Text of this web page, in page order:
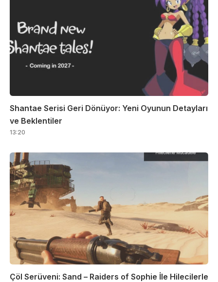
Shantae Serisi Geri Dönüyor: Yeni Oyunun Detayları
ve Beklentiler
13:20
Çöl Serüveni: Sand – Raiders of Sophie İle Hilecilerle